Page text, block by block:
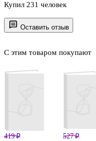
Оставить отзыв
С этим товаром покупают
419 ₽ 527 ₽
Купил 231 человек